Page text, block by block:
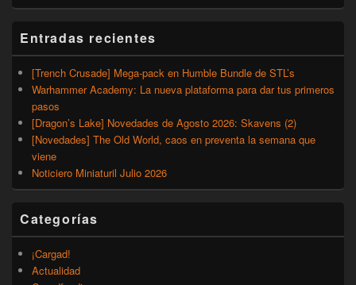
Entradas recientes
[Trench Crusade] Mega-pack en Humble Bundle de STL’s
Warhammer Academy: La nueva plataforma para dar tus primeros
pasos
[Dragon’s Lake] Novedades de Agosto 2026: Skavens (2)
[Novedades] The Old World, caos en preventa la semana que
viene
Noticiero Miniaturil Julio 2026
Categorías
¡Cargad!
Actualidad